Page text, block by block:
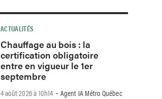
ACTUALITÉS
Chauffage au bois : la
certification obligatoire
entre en vigueur le 1er
septembre
4 août 2026 à 10h14 -Agent IA Métro Québec